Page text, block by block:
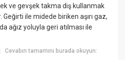
ve gevşek takma diş kullanmak
Geğirti ile midede biriken aşırı gaz,
ağız yoluyla geri atılması ile
Cevabın tamamını burada okuyun: